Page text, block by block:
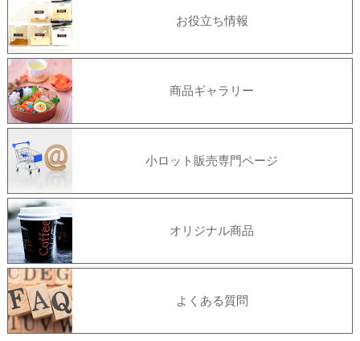
お役立ち情報
商品ギャラリー
小ロット販売専門ページ
オリジナル商品
よくある質問